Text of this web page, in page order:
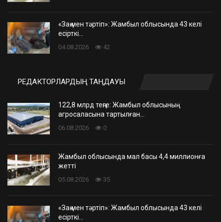
«Заң мен тәртіп»: Жамбыл облысында 43 келі
есірткі…
04.08.2026 42
РЕДАКТОРЛАРДЫҢ ТАҢДАУЫ
122,8 млрд теңге: Жамбыл облысының
агросаласына тартылған…
06.08.2026 0
Жамбыл облысында мал басы 4,4 миллионға
жетті
05.08.2026 35
«Заң мен тәртіп»: Жамбыл облысында 43 келі
есірткі…